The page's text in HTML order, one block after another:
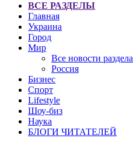
ВСЕ РАЗДЕЛЫ
Главная
Украина
Город
Мир
Все новости раздела
Россия
Бизнес
Спорт
Lifestyle
Шоу-биз
Наука
БЛОГИ ЧИТАТЕЛЕЙ